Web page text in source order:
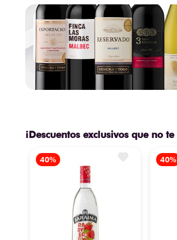
¡Descuentos exclusivos que no